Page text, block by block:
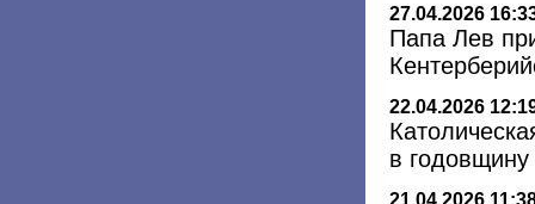
27.04.2026
Папа Лев
22.04.2026
в годовщину
21.04.2026